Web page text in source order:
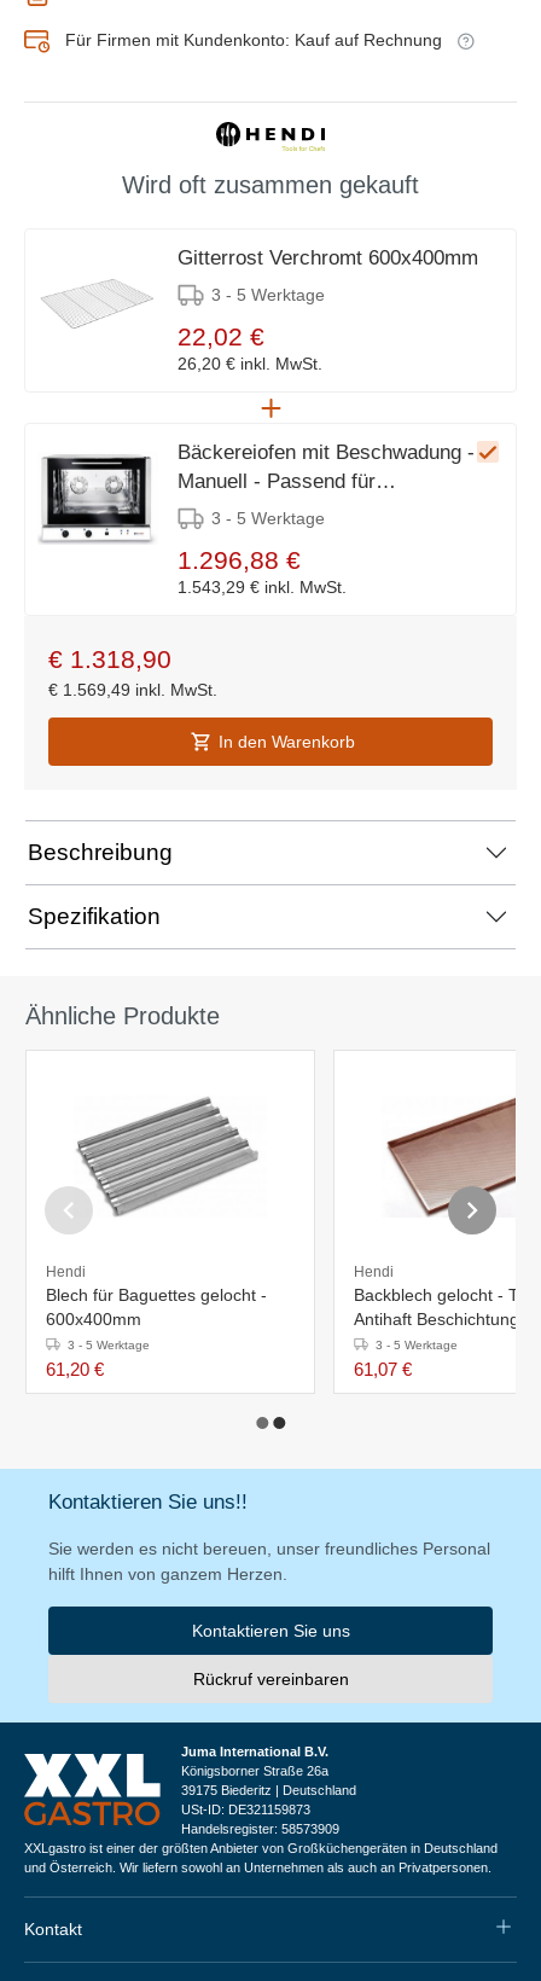
Für Firmen mit Kundenkonto: Kauf auf Rechnung
Wird oft zusammen gekauft
Gitterrost Verchromt 600x400mm
3 - 5 Werktage
22,02 €
26,20 € inkl. MwSt.
Bäckereiofen mit Beschwadung -
Manuell - Passend für
600x400mm Bleche
3 - 5 Werktage
1.296,88 €
1.543,29 € inkl. MwSt.
€ 1.318,90
€ 1.569,49 inkl. MwSt.
In den Warenkorb
Beschreibung
Spezifikation
Ähnliche Produkte
Hendi
Blech für Baguettes gelocht -
600x400mm
3 - 5 Werktage
61,20 €
Hendi
Backblech gelocht -
Antihaft Beschichtung -
600x400mm
3 - 5 Werktage
61,07 €
Kontaktieren Sie uns!!
Sie werden es nicht bereuen, unser freundliches Personal
hilft Ihnen von ganzem Herzen.
Kontaktieren Sie uns
Rückruf vereinbaren
Juma International B.V.
Königsborner Straße 26a
39175 Biederitz | Deutschland
USt-ID: DE321159873
Handelsregister: 58573909
XXLgastro ist einer der größten Anbieter von Großküchengeräten in Deutschland
und Österreich. Wir liefern sowohl an Unternehmen als auch an Privatpersonen.
Kontakt